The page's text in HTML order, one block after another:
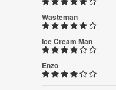
Wasteman
Ice Cream Man
Enzo